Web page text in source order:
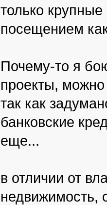
только
посещением
Почему-то я
проекты, можно
так как
банковские
еще...
в отличии от
недвижимость,